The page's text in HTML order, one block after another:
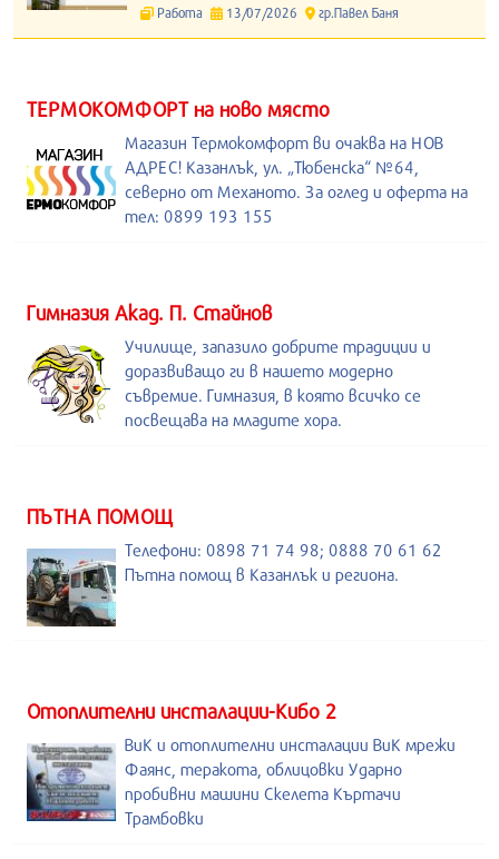
Работа 13/07/2026 гр.Павел Баня
ТЕРМОКОМФОРТ на ново място
Магазин Термокомфорт ви очаква на НОВ
АДРЕС! Казанлък, ул. „Тюбенска“ №64,
северно от Механото. За оглед и оферта на
тел: 0899 193 155
Гимназия Акад. П. Стайнов
Училище, запазило добрите традиции и
доразвиващо ги в нашето модерно
съвремие. Гимназия, в която всичко се
посвещава на младите хора.
ПЪТНА ПОМОЩ
Телефони: 0898 71 74 98; 0888 70 61 62
Пътна помощ в Казанлък и региона.
Отоплителни инсталации-Кибо 2
ВиК и отоплителни инсталации ВиК мрежи
Фаянс, теракота, облицовки Ударно
пробивни машини Скелета Къртачи
Трамбовки